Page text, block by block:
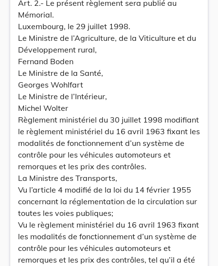
Art. 2.- Le présent règlement sera publié au
Mémorial.
Luxembourg, le 29 juillet 1998.
Le Ministre de l’Agriculture, de la Viticulture et du
Développement rural,
Fernand Boden
Le Ministre de la Santé,
Georges Wohlfart
Le Ministre de l’Intérieur,
Michel Wolter
Règlement ministériel du 30 juillet 1998 modifiant
le règlement ministériel du 16 avril 1963 fixant les
modalités de fonctionnement d’un système de
contrôle pour les véhicules automoteurs et
remorques et les prix des contrôles.
La Ministre des Transports,
Vu l’article 4 modifié de la loi du 14 février 1955
concernant la réglementation de la circulation sur
toutes les voies publiques;
Vu le règlement ministériel du 16 avril 1963 fixant
les modalités de fonctionnement d’un système de
contrôle pour les véhicules automoteurs et
remorques et les prix des contrôles, tel qu’il a été